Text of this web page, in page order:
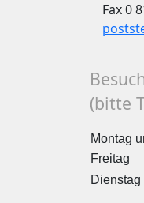
Fax 0
(bitte
Montag
Freitag
Dienstag